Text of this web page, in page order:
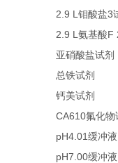
2.9 L 钼酸盐3
2.9 L 氨基酸F
亚硝酸盐试剂
总铁试剂
钙美试剂
CA610氟化物
pH4.01 缓冲液
pH7.00缓冲液